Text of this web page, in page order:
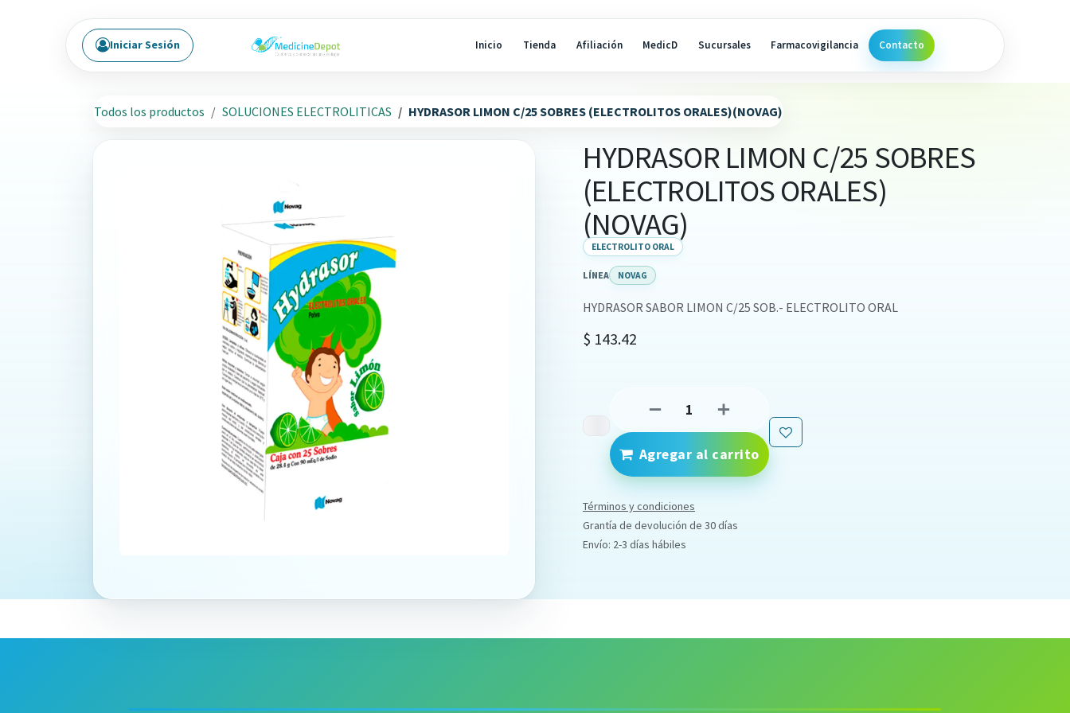
Inicio Tienda Afiliación MedicD Sucursales Farmacovigilancia Contacto
Iniciar Sesión
Todos los productos SOLUCIONES ELECTROLITICAS HYDRASOR LIMON C/25 SOBRES (ELECTROLITOS ORALES)(NOVAG)
HYDRASOR LIMON C/25 SOBRES
(ELECTROLITOS ORALES)
(NOVAG)
ELECTROLITO ORAL
LÍNEA NOVAG
HYDRASOR SABOR LIMON C/25 SOB.- ELECTROLITO ORAL
$ 143.42
Agregar al carrito
Términos y condiciones
Grantía de devolución de 30 días
Envío: 2-3 días hábiles